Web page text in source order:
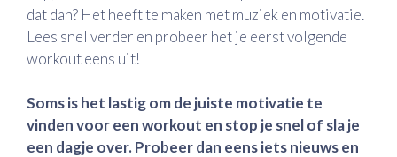
dat dan? Het heeft te maken met muziek en motivatie.
Lees snel verder en probeer het je eerst volgende
workout eens uit!
Soms is het lastig om de juiste motivatie te
vinden voor een workout en stop je snel of sla je
een dagje over. Probeer dan eens iets nieuws en